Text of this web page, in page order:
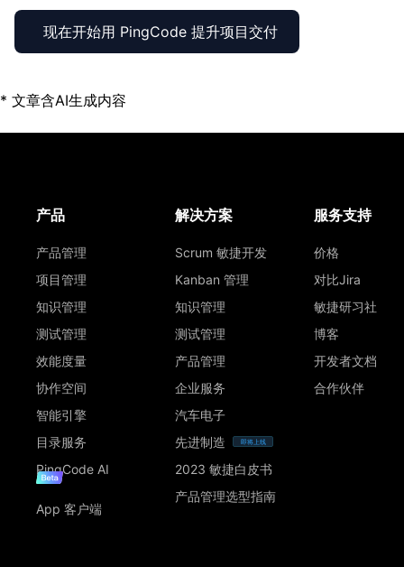
现在开始用 PingCode 提升项目交付
* 文章含AI生成内容
产品
产品管理
项目管理
知识管理
测试管理
效能度量
协作空间
智能引擎
目录服务
PingCode AI
App 客户端
解决方案
Scrum 敏捷开发
Kanban 管理
知识管理
测试管理
产品管理
企业服务
汽车电子
先进制造
即将上线
2023 敏捷白皮书
产品管理选型指南
服务支持
价格
对比Jira
敏捷研习社
博客
开发者文档
合作伙伴